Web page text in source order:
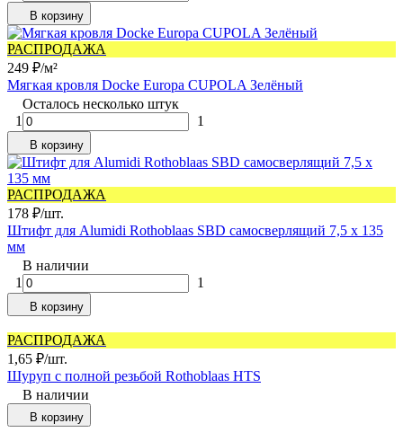
В корзину
РАСПРОДАЖА
249 ₽/м²
Мягкая кровля Docke Europa СUPOLA Зелёный
Осталось несколько штук
1
1
В корзину
РАСПРОДАЖА
178 ₽/шт.
Штифт для Alumidi Rothoblaas SBD самосверлящий 7,5 х 135
мм
В наличии
1
1
В корзину
РАСПРОДАЖА
1,65 ₽/шт.
Шуруп с полной резьбой Rothoblaas HTS
В наличии
В корзину